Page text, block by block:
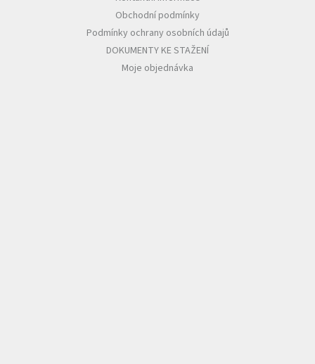
Obchodní podmínky
Podmínky ochrany osobních údajů
DOKUMENTY KE STAŽENÍ
Moje objednávka